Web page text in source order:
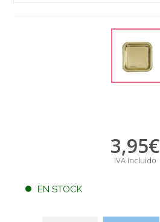
3,95€
IVA incluido
EN STOCK